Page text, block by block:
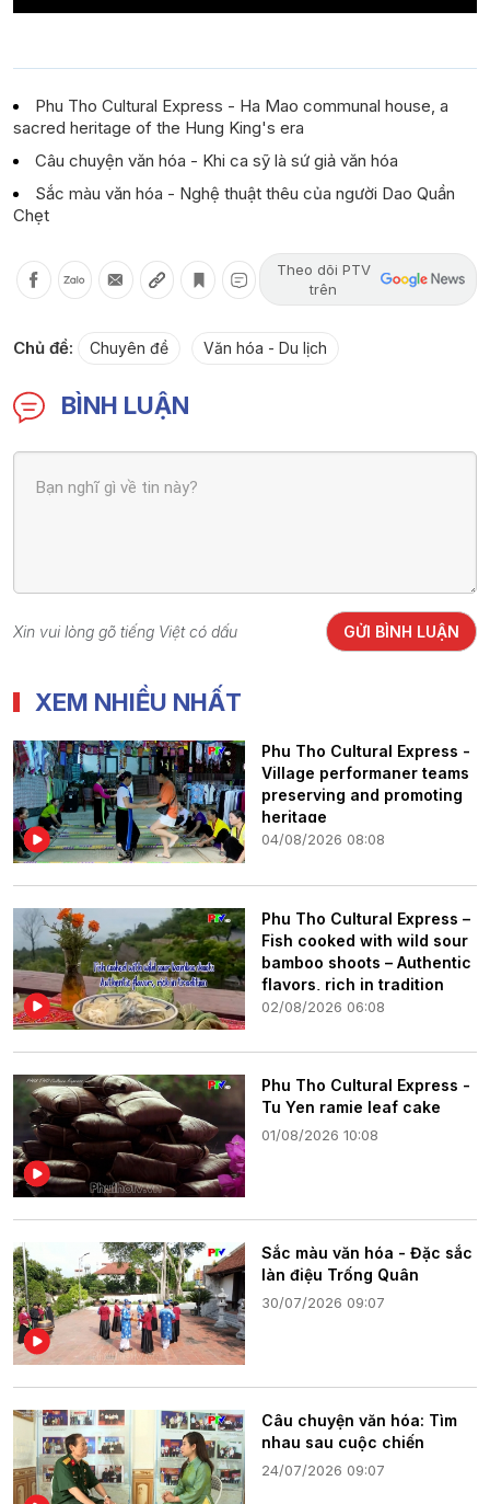
Phu Tho Cultural Express - Ha Mao communal house, a
sacred heritage of the Hung King's era
Câu chuyện văn hóa - Khi ca sỹ là sứ giả văn hóa
Sắc màu văn hóa - Nghệ thuật thêu của người Dao Quần
Chẹt
Theo dõi PTV
trên
Chủ đề: Chuyên đề Văn hóa - Du lịch
BÌNH LUẬN
Xin vui lòng gõ tiếng Việt có dấu GỬI BÌNH LUẬN
XEM NHIỀU NHẤT
Phu Tho Cultural Express -
Village performaner teams
preserving and promoting
heritage
04/08/2026 08:08
Phu Tho Cultural Express –
Fish cooked with wild sour
bamboo shoots – Authentic
flavors, rich in tradition
02/08/2026 06:08
Phu Tho Cultural Express -
Tu Yen ramie leaf cake
01/08/2026 10:08
Sắc màu văn hóa - Đặc sắc
làn điệu Trống Quân
30/07/2026 09:07
Câu chuyện văn hóa: Tìm
nhau sau cuộc chiến
24/07/2026 09:07